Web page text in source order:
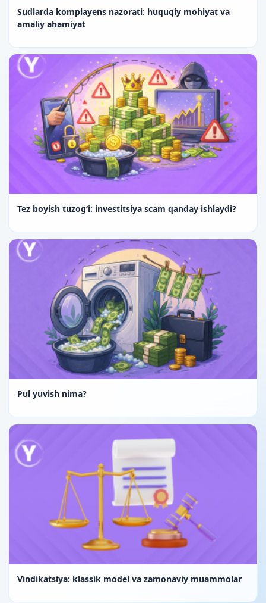
Sudlarda komplayens nazorati: huquqiy mohiyat va
amaliy ahamiyat
Tez boyish tuzog‘i: investitsiya scam qanday ishlaydi?
Pul yuvish nima?
Vindikatsiya: klassik model va zamonaviy muammolar